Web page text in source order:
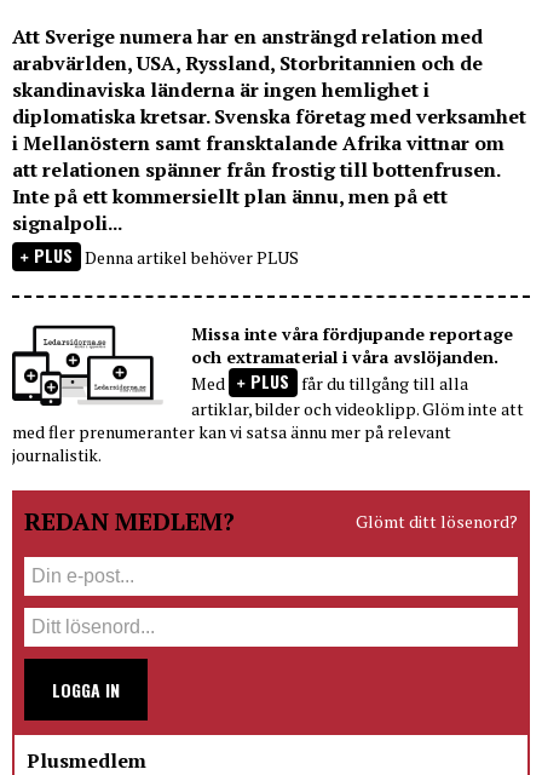
Att Sverige numera har en ansträngd relation med
arabvärlden, USA, Ryssland, Storbritannien och de
skandinaviska länderna är ingen hemlighet i
diplomatiska kretsar. Svenska företag med verksamhet
i Mellanöstern samt fransktalande Afrika vittnar om
att relationen spänner från frostig till bottenfrusen.
Inte på ett kommersiellt plan ännu, men på ett
signalpoli...
PLUS Denna artikel behöver PLUS
Missa inte våra fördjupande reportage
och extramaterial i våra avslöjanden.
Med
PLUS får du tillgång till alla
artiklar, bilder och videoklipp. Glöm inte att
med fler prenumeranter kan vi satsa ännu mer på relevant
journalistik.
REDAN MEDLEM? Glömt ditt lösenord?
LOGGA IN
Plusmedlem